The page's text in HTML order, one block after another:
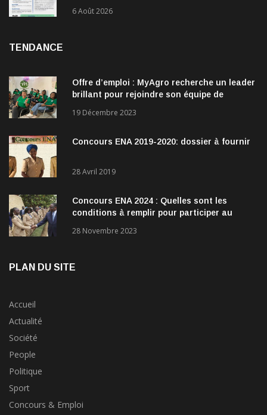
6 Août 2026
TENDANCE
Offre d’emploi : MyAgro recherche un leader
brillant pour rejoindre son équipe de
19 Décembre 2023
Concours ENA 2019-2020: dossier à fournir
28 Avril 2019
Concours ENA 2024 : Quelles sont les
conditions à remplir pour participer au
28 Novembre 2023
PLAN DU SITE
Accueil
Actualité
Société
People
Politique
Sport
Concours & Emploi